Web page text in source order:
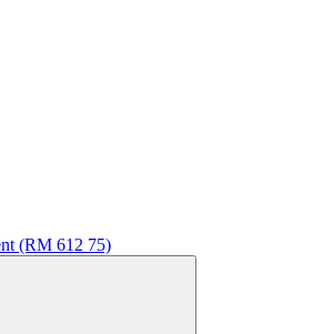
(RM 612 75)